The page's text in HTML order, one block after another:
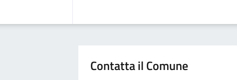
Contatta il Comune